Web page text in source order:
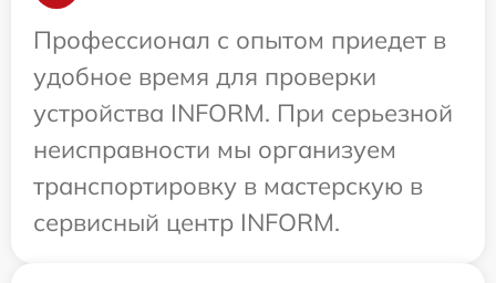
Профессионал с опытом приедет в
удобное время для проверки
устройства INFORM. При серьезной
неисправности мы организуем
транспортировку в мастерскую в
сервисный центр INFORM.